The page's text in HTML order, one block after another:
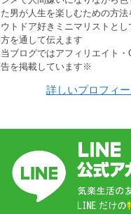
男が人生を楽しむための方法
トドア好きミニマリストと
を通して伝えます
ブログではアフィリエイト・
を掲載しています※
詳しいプロフィ